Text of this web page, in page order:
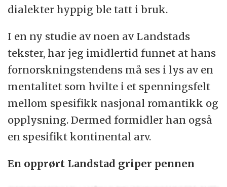
dialekter hyppig ble tatt i bruk.
I en ny studie av noen av Landstads
tekster, har jeg imidlertid funnet at hans
fornorskningstendens må ses i lys av en
mentalitet som hvilte i et spenningsfelt
mellom spesifikk nasjonal romantikk og
opplysning. Dermed formidler han også
en spesifikt kontinental arv.
En opprørt Landstad griper pennen